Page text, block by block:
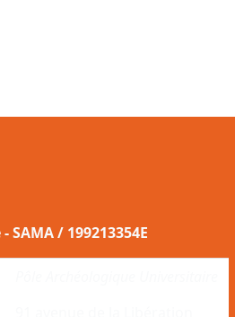
/ 199213354E